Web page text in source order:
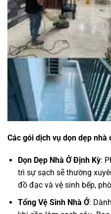
Các gói dịch vụ dọn dẹp
Dọn Dẹp Nhà Ở Định Kỳ:
trì sự sạch sẽ thường
đồ đạc và vệ sinh bếp,
Tổng Vệ Sinh Nhà Ở: